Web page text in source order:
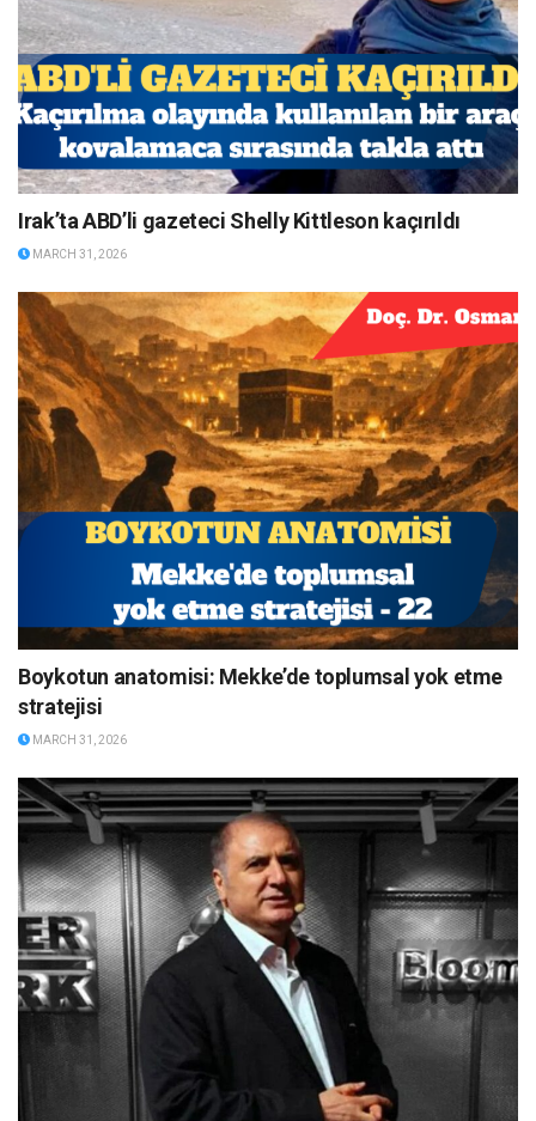
Irak’ta ABD’li gazeteci Shelly Kittleson kaçırıldı
MARCH 31, 2026
Boykotun anatomisi: Mekke’de toplumsal yok etme
stratejisi
MARCH 31, 2026